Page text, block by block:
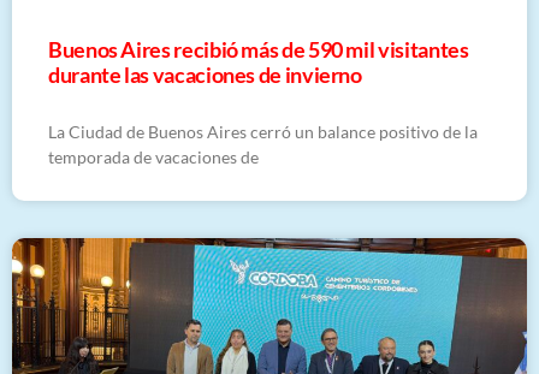
Buenos Aires recibió más de 590 mil visitantes
durante las vacaciones de invierno
La Ciudad de Buenos Aires cerró un balance positivo de la
temporada de vacaciones de